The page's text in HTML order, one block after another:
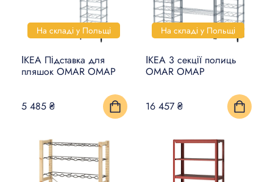
На складі у Польщі
ІКЕА Підставка для
пляшок OMAR ОМАР
5 485 ₴
На складі у Польщі
ІКЕА 3 секції полиць
OMAR ОМАР
16 457 ₴